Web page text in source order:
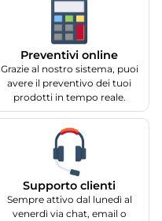
Preventivi online
Grazie al nostro sistema, puoi
avere il preventivo dei tuoi
prodotti in tempo reale.
Supporto clienti
Sempre attivo dal lunedì al
venerdì via chat, email o